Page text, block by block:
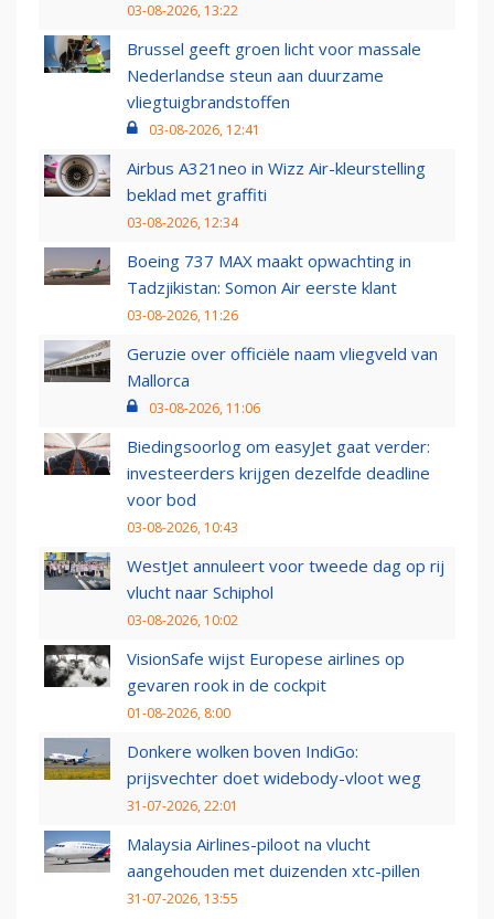
03-08-2026, 13:22
Brussel geeft groen licht voor massale
Nederlandse steun aan duurzame
vliegtuigbrandstoffen
03-08-2026, 12:41
Airbus A321neo in Wizz Air-kleurstelling
beklad met graffiti
03-08-2026, 12:34
Boeing 737 MAX maakt opwachting in
Tadzjikistan: Somon Air eerste klant
03-08-2026, 11:26
Geruzie over officiële naam vliegveld van
Mallorca
03-08-2026, 11:06
Biedingsoorlog om easyJet gaat verder:
investeerders krijgen dezelfde deadline
voor bod
03-08-2026, 10:43
WestJet annuleert voor tweede dag op rij
vlucht naar Schiphol
03-08-2026, 10:02
VisionSafe wijst Europese airlines op
gevaren rook in de cockpit
01-08-2026, 8:00
Donkere wolken boven IndiGo:
prijsvechter doet widebody-vloot weg
31-07-2026, 22:01
Malaysia Airlines-piloot na vlucht
aangehouden met duizenden xtc-pillen
31-07-2026, 13:55